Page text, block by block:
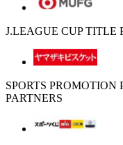
J.LEAGUE CUP TITLE
SPORTS PROMOTION
PARTNERS